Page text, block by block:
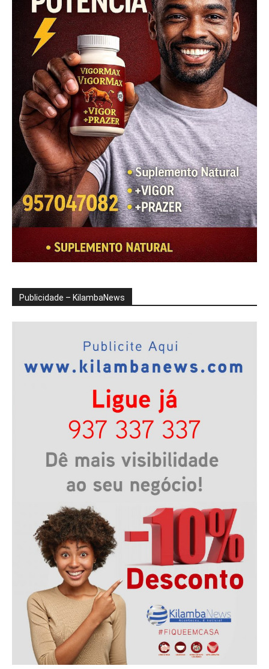
Publicidade – KilambaNews